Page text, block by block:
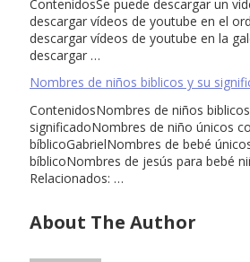
ContenidosSe puede descargar un
descargar vídeos de youtube en el
descargar vídeos de youtube en la
descargar …
Nombres de niños biblicos y su
ContenidosNombres de niños
significadoNombres de niño únicos
bíblicoGabrielNombres de bebé
bíblicoNombres de jesús para bebé
Relacionados: …
About The Author